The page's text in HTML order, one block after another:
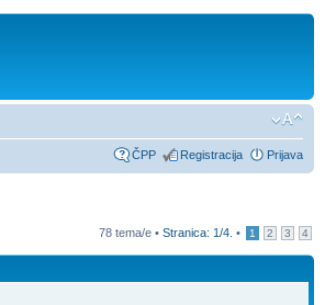
ČPP Registracija Prijava
78 tema/e • Stranica: 1/4 • 1 2 3 4